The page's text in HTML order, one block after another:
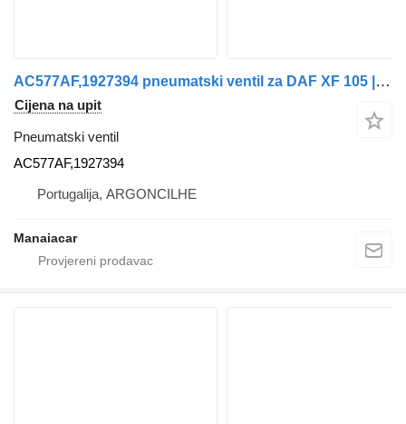
AC577AF,1927394 pneumatski ventil za DAF XF 105 | 05 kamiona
Cijena na upit
Pneumatski ventil
AC577AF,1927394
Portugalija, ARGONCILHE
Manaiacar